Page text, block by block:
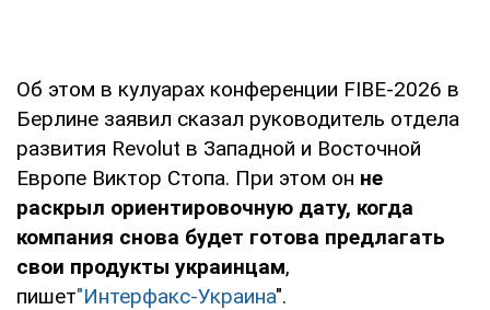
Об этом в кулуарах конференции FIBE-2026 в
Берлине заявил сказал руководитель отдела
развития Revolut в Западной и Восточной
Европе Виктор Стопа. При этом он не
раскрыл ориентировочную дату, когда
компания снова будет готова предлагать
свои продукты украинцам,
пишет"Интерфакс-Украина".